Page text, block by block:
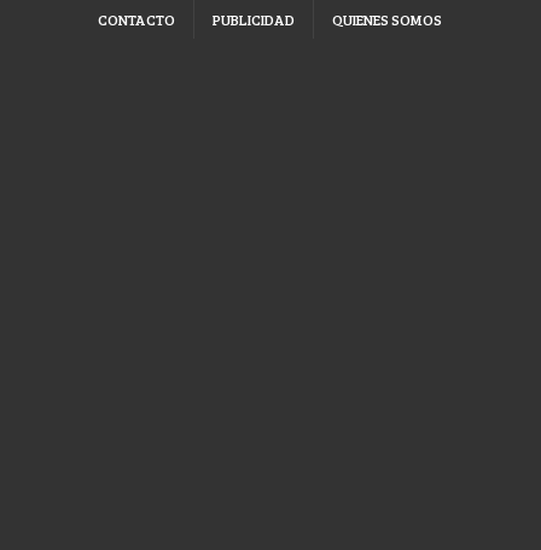
CONTACTO PUBLICIDAD QUIENES SOMOS